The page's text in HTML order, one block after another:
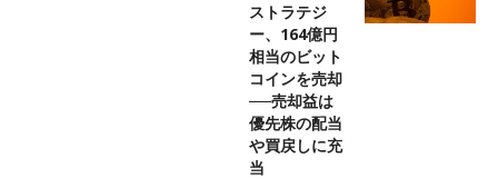
ストラテジ
ー、164億円
相当のビット
コインを売却
──売却益は
優先株の配当
や買戻しに充
当